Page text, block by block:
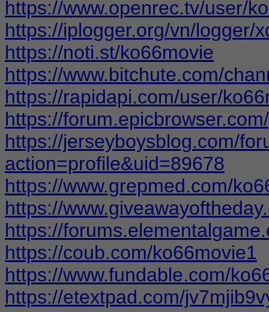
https://www.openrec.tv/user/
https://iplogger.org/vn/logger/
https://noti.st/ko66movie
https://www.bitchute.com/
https://rapidapi.com/user/
https://
https://jerseyboysblog.com/
action=profile&uid=89678
https://www.grepmed.com/
https://
https://
https://coub.com/ko66movie1
https://www.fundable.com/
https://etextpad.com/